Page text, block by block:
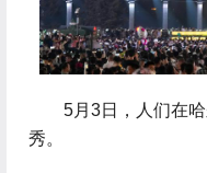
5月3日，人们在哈
秀。